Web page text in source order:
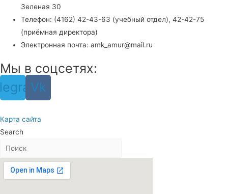
Зеленая 30
Телефон: (4162) 42-43-63 (учебный отдел), 42-42-75
(приёмная директора)
Электронная почта: amk_amur@mail.ru
Мы в соцсетях:
Vk
Карта сайта
Search